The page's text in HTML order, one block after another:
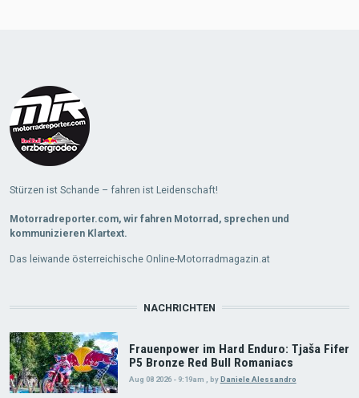
Stürzen ist Schande – fahren ist Leidenschaft!
Motorradreporter.com, wir fahren Motorrad, sprechen und
kommunizieren Klartext.
Das leiwande österreichische Online-Motorradmagazin.at
NACHRICHTEN
Frauenpower im Hard Enduro: Tjaša Fifer
P5 Bronze Red Bull Romaniacs
Aug 08 2026 - 9:19am byDaniele Alessandro